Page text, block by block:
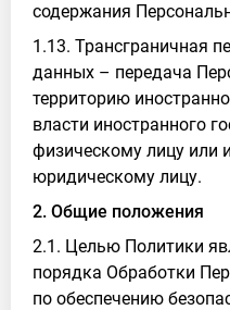
содержания
1.13. Трансграничная
данных – передача
территорию
власти иностранного
физическому лицу или
юридическому лицу.
2. Общие положения
2.1. Целью Политики
порядка Обработки
по обеспечению